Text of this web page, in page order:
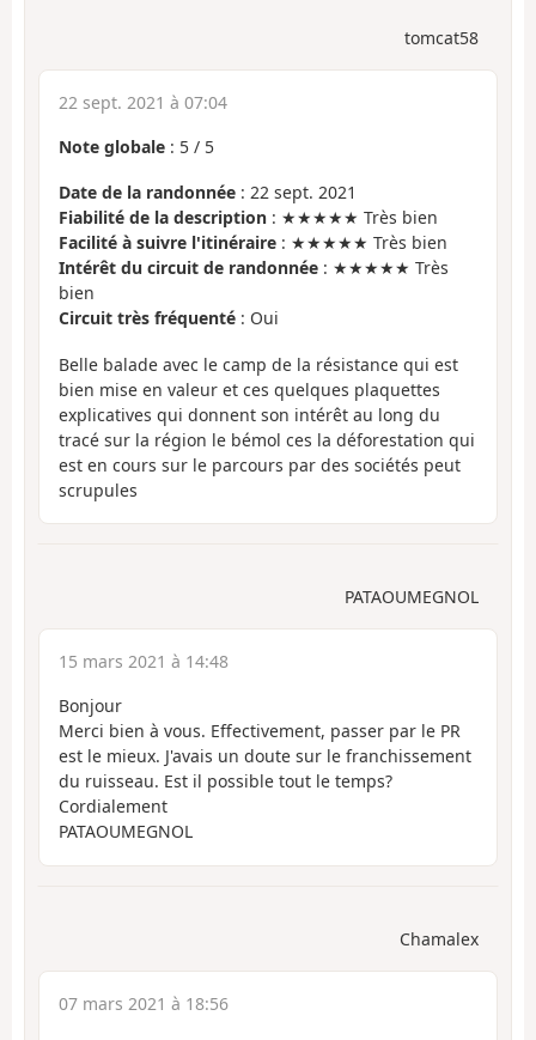
tomcat58
22 sept. 2021 à 07:04
Note globale : 5 / 5
Date de la randonnée : 22 sept. 2021
Fiabilité de la description : ★★★★★ Très bien
Facilité à suivre l'itinéraire : ★★★★★ Très bien
Intérêt du circuit de randonnée : ★★★★★ Très
bien
Circuit très fréquenté : Oui
Belle balade avec le camp de la résistance qui est
bien mise en valeur et ces quelques plaquettes
explicatives qui donnent son intérêt au long du
tracé sur la région le bémol ces la déforestation qui
est en cours sur le parcours par des sociétés peut
scrupules
PATAOUMEGNOL
15 mars 2021 à 14:48
Bonjour
Merci bien à vous. Effectivement, passer par le PR
est le mieux. J'avais un doute sur le franchissement
du ruisseau. Est il possible tout le temps?
Cordialement
PATAOUMEGNOL
Chamalex
07 mars 2021 à 18:56